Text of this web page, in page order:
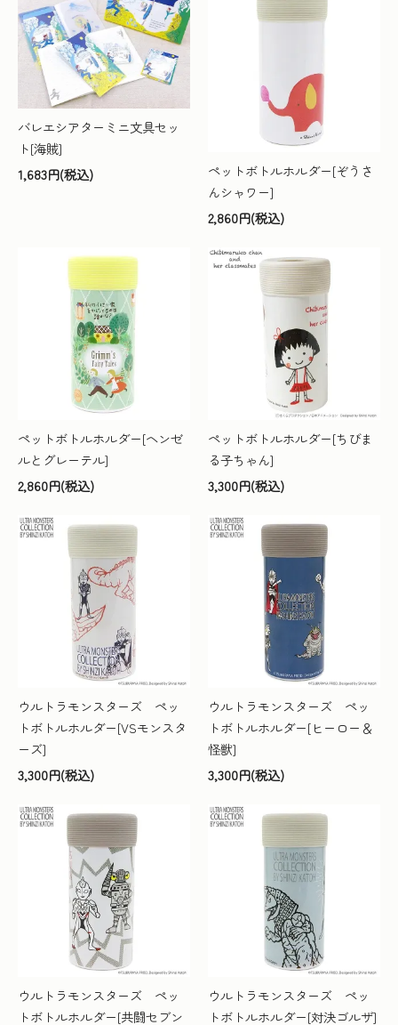
バレエシアターミニ文具セッ
ト[海賊]
1,683円(税込)
ペットボトルホルダー[ぞうさ
んシャワー]
2,860円(税込)
ペットボトルホルダー[ヘンゼ
ルとグレーテル]
2,860円(税込)
ペットボトルホルダー[ちびま
る子ちゃん]
3,300円(税込)
ウルトラモンスターズ ペッ
トボトルホルダー[VSモンスタ
ーズ]
3,300円(税込)
ウルトラモンスターズ ペッ
トボトルホルダー[ヒーロー＆
怪獣]
3,300円(税込)
ウルトラモンスターズ ペッ
トボトルホルダー[共闘セブン
ウルトラモンスターズ ペッ
トボトルホルダー[対決ゴルザ]